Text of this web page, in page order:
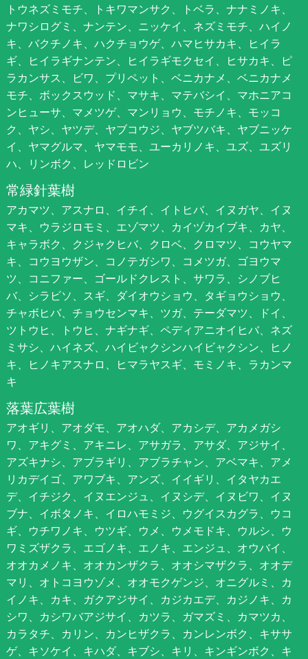
トウネズミモチ、トキワマンサク、トベラ、ナナミノキ、
ナワシログミ、ナンテン、ニッケイ、ネズミモチ、ハイノ
キ、バクチノキ、ハクチョウゲ、ハマヒサカキ、ヒイラ
ギ、ヒイラギナンテン、ヒイラギモクセイ、ヒサカキ、ピ
ラカンサス、ビワ、プリペット、ベニカナメ、ベニカナメ
モチ、ボックスウッド、マサキ、マテバシイ、マホニアコ
ンヒューサ、マメツゲ、マンリョウ、モチノキ、モッコ
ク、ヤシ、ヤツデ、ヤブコウジ、ヤブツバキ、ヤブニッケ
イ、ヤマグルマ、ヤマモモ、ユーカリノキ、ユズ、ユズリ
ハ、リンボク、レッドロビン
常緑針葉樹
アカマツ、アスナロ、イチイ、イトヒバ、イヌガヤ、イヌ
マキ、ウラジロモミ、エゾマツ、カイヅカイブキ、カヤ、
キャラボク、クジャクヒバ、クロベ、クロマツ、コウヤマ
キ、コウヨウザン、コノテガシワ、コメツガ、ゴヨウマ
ツ、コニファー、ゴールドクレスト、サワラ、シノブヒ
バ、シラビソ、スギ、ダイオウショウ、タギョウショウ、
チャボヒバ、チョウセンマキ、ツガ、テーダマツ、ドイ、
ツトウヒ、トウヒ、ナギナギ、ペディアニオイヒバ、ネズ
ミサシ、ハイネズ、ハイビャクシンハイビャクシン、ヒノ
キ、ヒノキアスナロ、ヒマラヤスギ、モミノキ、ラカンマ
キ
落葉広葉樹
アオギリ、アオダモ、アオハダ、アカシデ、アカメガシ
ワ、アキグミ、アキニレ、アサガラ、アサダ、アジサイ、
アズキナシ、アブラギリ、アブラチャン、アベマキ、アメ
リカデイゴ、アワブキ、アンズ、イイギリ、イタヤカエ
デ、イチジク、イヌエンジュ、イヌシデ、イヌビワ、イヌ
ブナ、イボタノキ、イロハモミジ、ウグイスカグラ、ウコ
ギ、ウチワノキ、ウツギ、ウメ、ウメモドキ、ウルシ、ウ
ワミズザクラ、エゴノキ、エノキ、エンジュ、オウバイ、
オオカメノキ、オオカンザクラ、オオシマザクラ、オオデ
マリ、オトコヨウゾメ、オオモクゲンジ、オニグルミ、カ
イノキ、カキ、ガクアジサイ、カジカエデ、カジノキ、カ
シワ、カシワバアジサイ、カツラ、ガマズミ、カマツカ、
カラタチ、カリン、カンヒザクラ、カンレンボク、キササ
ゲ、キソケイ、キハダ、キブシ、キリ、キンギンボク、キ